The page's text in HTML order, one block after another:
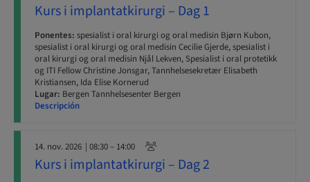
Kurs i implantatkirurgi – Dag 1
Ponentes: spesialist i oral kirurgi og oral medisin Bjørn Kubon,
spesialist i oral kirurgi og oral medisin Cecilie Gjerde, spesialist i
oral kirurgi og oral medisin Njål Lekven, Spesialist i oral protetikk
og ITI Fellow Christine Jonsgar, Tannhelsesekretær Elisabeth
Kristiansen, Ida Elise Kornerud
Lugar: Bergen Tannhelsesenter Bergen
Descripción
14. nov. 2026 | 08:30 – 14:00
Kurs i implantatkirurgi – Dag 2